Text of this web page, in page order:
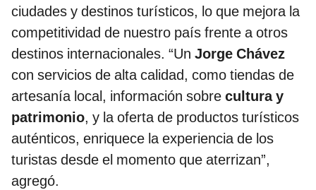
ciudades y destinos turísticos, lo que mejora la
competitividad de nuestro país frente a otros
destinos internacionales. “Un Jorge Chávez
con servicios de alta calidad, como tiendas de
artesanía local, información sobre cultura y
patrimonio, y la oferta de productos turísticos
auténticos, enriquece la experiencia de los
turistas desde el momento que aterrizan”,
agregó.